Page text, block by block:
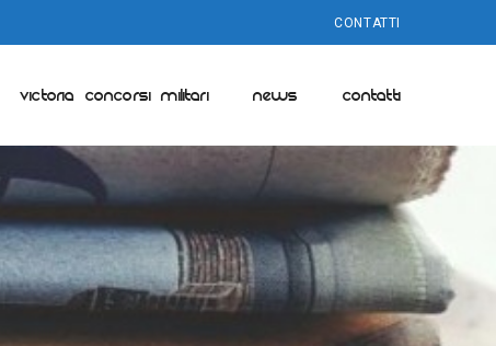
CONTATTI
VICTORIA CONCORSI MILITARI NEWS CONTATTI